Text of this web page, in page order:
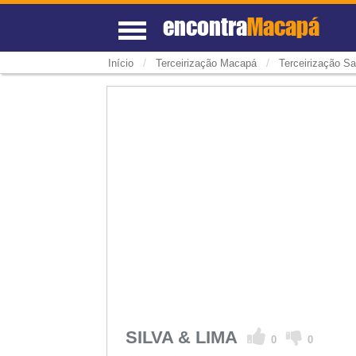
encontraMacapá
Início / Terceirização Macapá / Terceirização
SILVA & LIMA 0 0